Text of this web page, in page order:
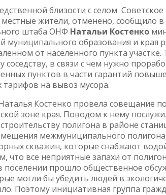
близости с селом
жители, отменено, сообщило
штаба ОНФ Натальи Костенко
муниципального образования и края
от населенного пункта
в связи с чем нужно
пунктов в части гарантий
на вывоз мусора.
Костенко провела совещание
зоне края. Поводом к нему
полигона в районе
межмуниципального
скважин, которые снабжают
все неприятные запахи от
поселении прошло общественное
могли бы убедить людей в
Поэтому инициативная группа